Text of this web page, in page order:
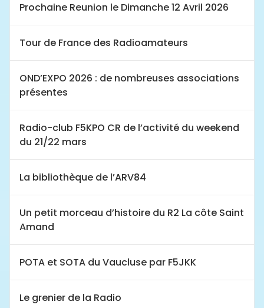
Prochaine Reunion le Dimanche 12 Avril 2026
Tour de France des Radioamateurs
OND’EXPO 2026 : de nombreuses associations
présentes
Radio-club F5KPO CR de l’activité du weekend
du 21/22 mars
La bibliothèque de l’ARV84
Un petit morceau d’histoire du R2 La côte Saint
Amand
POTA et SOTA du Vaucluse par F5JKK
Le grenier de la Radio